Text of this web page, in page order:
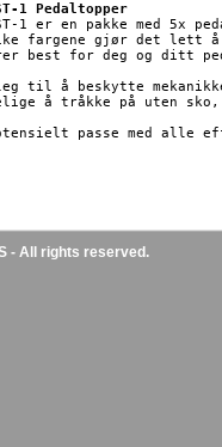
1 Pedaltopper
1 er en pakke med 5x
fargene gjør det lett å
best for deg og ditt
til å beskytte
å tråkke på uten
- All rights reserved.